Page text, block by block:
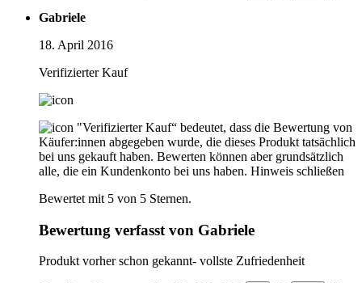
Gabriele
18. April 2016
Verifizierter Kauf
"Verifizierter Kauf“ bedeutet, dass die Bewertung von
Käufer:innen abgegeben wurde, die dieses Produkt tatsächlich
bei uns gekauft haben. Bewerten können aber grundsätzlich
alle, die ein Kundenkonto bei uns haben. Hinweis schließen
Bewertet mit 5 von 5 Sternen.
Bewertung verfasst von Gabriele
Produkt vorher schon gekannt- vollste Zufriedenheit